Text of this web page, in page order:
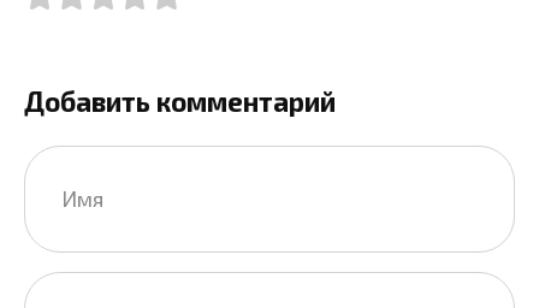
Добавить комментарий
Имя
Email